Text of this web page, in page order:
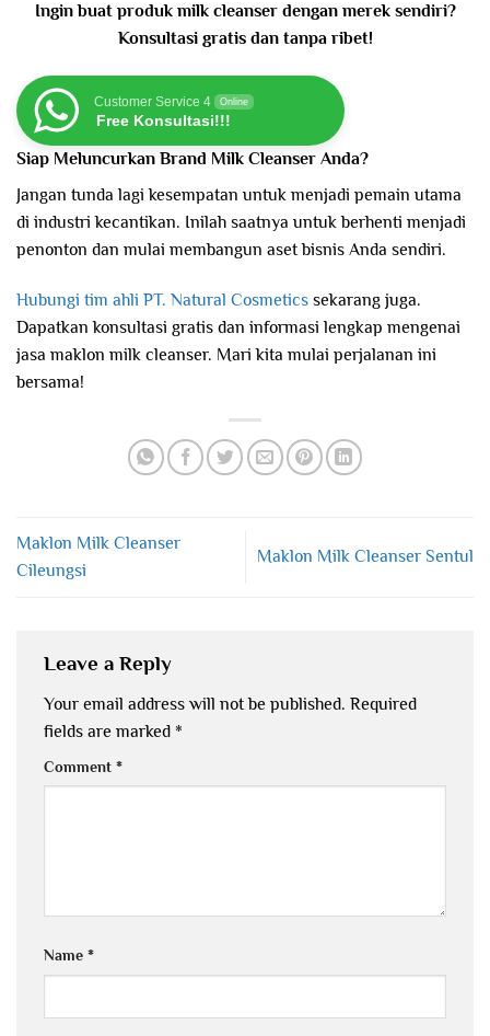
Ingin buat produk milk cleanser dengan merek sendiri?
Konsultasi gratis dan tanpa ribet!
Customer Service 4 Online
Free Konsultasi!!!
Siap Meluncurkan Brand Milk Cleanser Anda?
Jangan tunda lagi kesempatan untuk menjadi pemain utama
di industri kecantikan. Inilah saatnya untuk berhenti menjadi
penonton dan mulai membangun aset bisnis Anda sendiri.
Hubungi tim ahli PT. Natural Cosmetics sekarang juga.
Dapatkan konsultasi gratis dan informasi lengkap mengenai
jasa maklon milk cleanser. Mari kita mulai perjalanan ini
bersama!
Maklon Milk Cleanser
Cileungsi
Maklon Milk Cleanser Sentul
Leave a Reply
Your email address will not be published. Required
fields are marked *
Comment *
Name *